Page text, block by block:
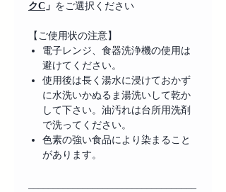
クC 」 をご選択ください
【ご使用状の注意】
電子レンジ、食器洗浄機の使用は
避けてください。
使用後は長く湯水に浸けておかず
に水洗いかぬるま湯洗いして乾か
して下さい。油汚れは台所用洗剤
で洗ってください。
色素の強い食品により染まること
があります。